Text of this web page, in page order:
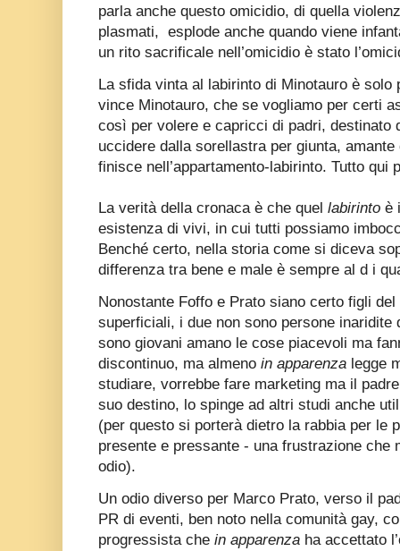
parla anche questo omicidio, di quella
plasmati, esplode anche quando viene
un rito sacrificale nell’omicidio è stato
La sfida vinta al labirinto di Minotauro è
vince Minotauro, che se vogliamo per certi
così per volere e capricci di padri, destinato
uccidere dalla sorellastra per giunta,
finisce nell’appartamento-labirinto. Tutto qui
La verità della cronaca è che quel labirinto è
esistenza di vivi, in cui tutti possiamo
Benché certo, nella storia come si diceva
differenza tra bene e male è sempre al d i
Nonostante Foffo e Prato siano certo figli
superficiali, i due non sono persone
sono giovani amano le cose piacevoli ma
discontinuo, ma almeno in apparenza legge
studiare, vorrebbe fare marketing ma il
suo destino, lo spinge ad altri studi anche
(per questo si porterà dietro la rabbia per le
presente e pressante - una frustrazione che
odio).
Un odio diverso per Marco Prato, verso il
PR di eventi, ben noto nella comunità gay,
progressista che in apparenza ha accettato